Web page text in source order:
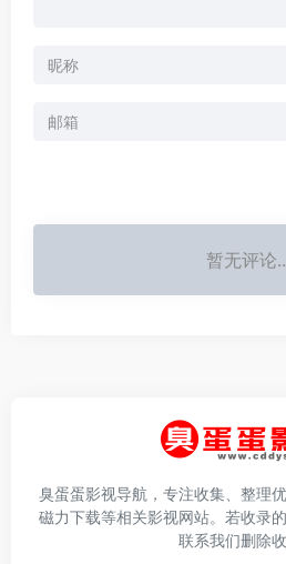
暂无评论
臭蛋蛋影视导航，专注收集、整理
磁力下载等相关影视网站。若收录
联系我们删除收